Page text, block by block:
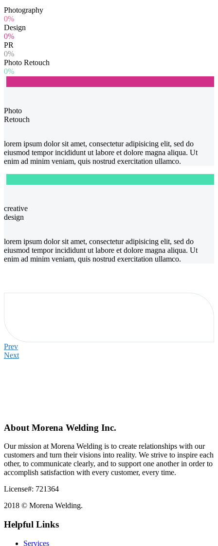
Photography
0%
Design
0%
PR
0%
Photo Retouch
0%
Photo
Retouch
lorem ipsum dolor sit amet, consectetur adipisicing elit, sed do
eiusmod tempor incididunt ut labore et dolore magna aliqua. Ut
enim ad minim veniam, quis nostrud exercitation ullamco.
creative
design
lorem ipsum dolor sit amet, consectetur adipisicing elit, sed do
eiusmod tempor incididunt ut labore et dolore magna aliqua. Ut
enim ad minim veniam, quis nostrud exercitation ullamco.
Prev
Next
About Morena Welding Inc.
Our mission at Morena Welding is to create relationships with our
customers and turn their visions into reality. We strive to inspire each
other, to communicate clearly, and to support one another in order to
accomplish satisfaction with every customer, every time.
License#: 721364
2018 © Morena Welding.
Helpful Links
Services